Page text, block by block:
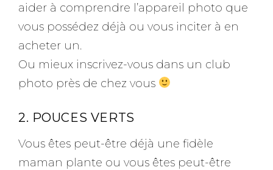
aider à comprendre l’appareil photo que
vous possédez déjà ou vous inciter à en
acheter un.
Ou mieux inscrivez-vous dans un club
photo près de chez vous
2. POUCES VERTS
Vous êtes peut-être déjà une fidèle
maman plante ou vous êtes peut-être